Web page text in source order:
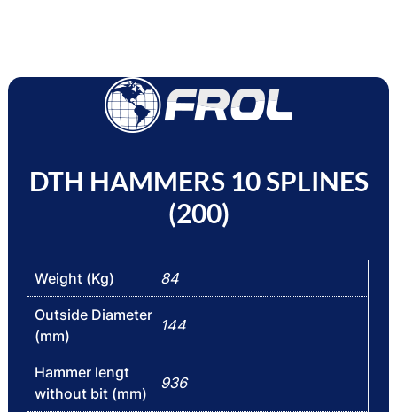
DTH HAMMERS 10 SPLINES
(200)
Weight (Kg) 84
Outside Diameter
(mm)
144
Hammer lengt
without bit (mm)
936